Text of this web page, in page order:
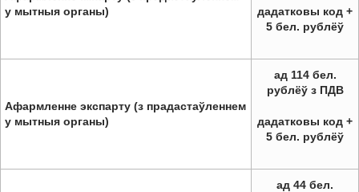
у мытныя органы)
дадатковы код +
5 бел. рублёў
Афармленне экспарту (з прадастаўленнем
у мытныя органы)
ад 114 бел.
рублёў з ПДВ
дадатковы код +
5 бел. рублёў
ад 44 бел.